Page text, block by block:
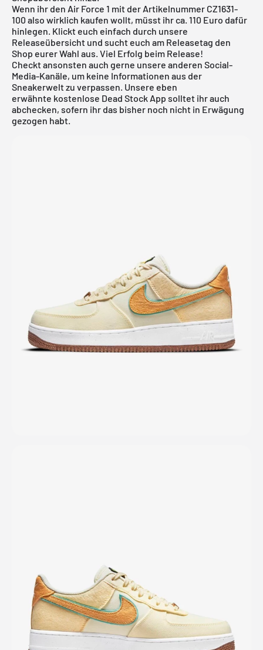
Wenn ihr den Air Force 1 mit der Artikelnummer CZ1631-
100 also wirklich kaufen wollt, müsst ihr ca. 110 Euro dafür
hinlegen. Klickt euch einfach durch unsere
Releaseübersicht und sucht euch am Releasetag den
Shop eurer Wahl aus. Viel Erfolg beim Release!
Checkt ansonsten auch gerne unsere anderen Social-
Media-Kanäle, um keine Informationen aus der
Sneakerwelt zu verpassen. Unsere eben
erwähnte kostenlose Dead Stock App solltet ihr auch
abchecken, sofern ihr das bisher noch nicht in Erwägung
gezogen habt.